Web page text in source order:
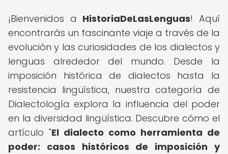
¡Bienvenidos a HistoriaDeLasLenguas! Aquí
encontrarás un fascinante viaje a través de la
evolución y las curiosidades de los dialectos y
lenguas alrededor del mundo. Desde la
imposición histórica de dialectos hasta la
resistencia lingüística, nuestra categoría de
Dialectología explora la influencia del poder
en la diversidad lingüística. Descubre cómo el
artículo "El dialecto como herramienta de
poder: casos históricos de imposición y